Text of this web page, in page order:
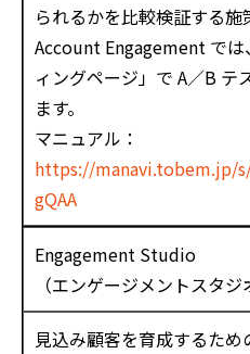
られるかを比較検証する施
Account Engagement で
ィングページ」で A／B テ
ます。
マニュアル：
https://manavi.tobem.jp/
gQAA
Engagement Studio
（エンゲージメントスタジ
見込み顧客を育成するた